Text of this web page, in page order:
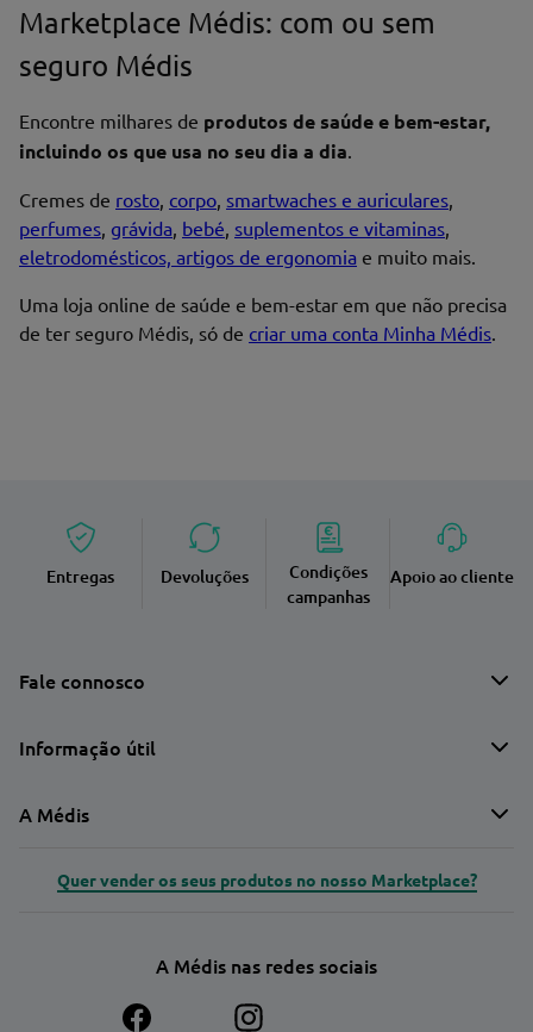
Marketplace Médis: com ou sem
seguro Médis
Encontre milhares de produtos de saúde e bem-estar,
incluindo os que usa no seu dia a dia.
Cremes de rosto, corpo, smartwaches e auriculares,
perfumes, grávida, bebé, suplementos e vitaminas,
eletrodomésticos, artigos de ergonomia e muito mais.
Uma loja online de saúde e bem-estar em que não precisa
de ter seguro Médis, só de criar uma conta Minha Médis.
Entregas Devoluções
Condições
campanhas
Apoio ao cliente
Fale connosco
Informação útil
A Médis
Quer vender os seus produtos no nosso Marketplace?
A Médis nas redes sociais